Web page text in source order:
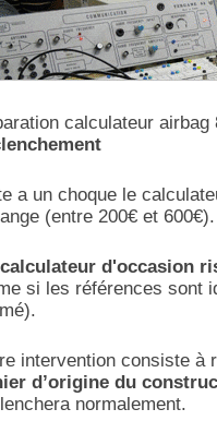
calculateur airbag
a un choque le
(entre 200€ et 600€).
d'occasion
si les références sont
intervention consiste à r
d’origine du
normalement.